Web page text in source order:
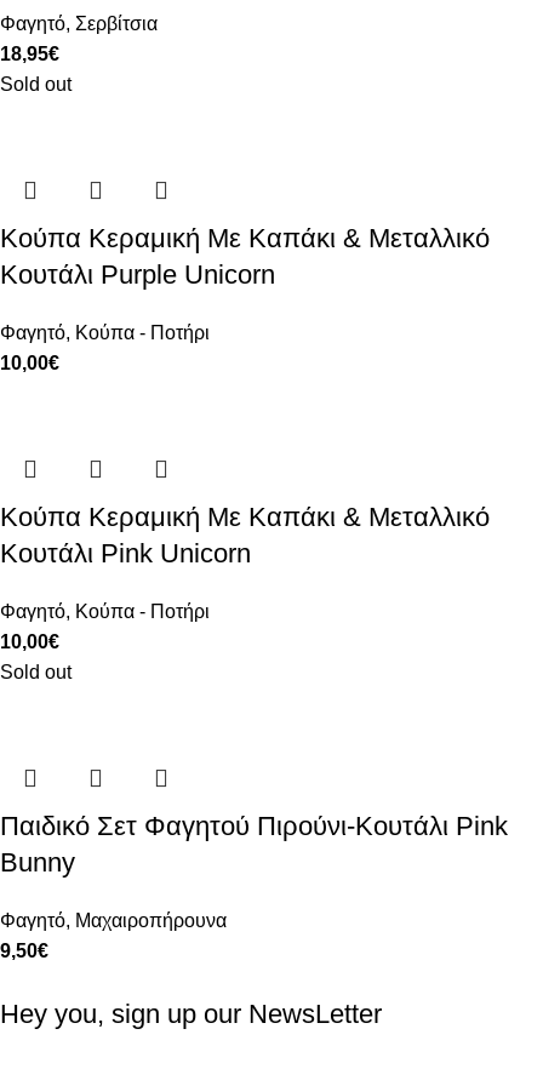
Φαγητό, Σερβίτσια
18,95€
Sold out
Κούπα Κεραμική Με Καπάκι & Μεταλλικό
Κουτάλι Purple Unicorn
Φαγητό, Κούπα - Ποτήρι
10,00€
Κούπα Κεραμική Με Καπάκι & Μεταλλικό
Κουτάλι Pink Unicorn
Φαγητό, Κούπα - Ποτήρι
10,00€
Sold out
Παιδικό Σετ Φαγητού Πιρούνι-Κουτάλι Pink
Bunny
Φαγητό, Μαχαιροπήρουνα
9,50€
Hey you, sign up our NewsLetter